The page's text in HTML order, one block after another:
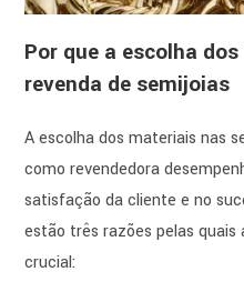
Por que a escolha
revenda de semijoias
A escolha dos materiais nas
como revendedora
satisfação da cliente e no
estão três razões pelas quais
crucial: